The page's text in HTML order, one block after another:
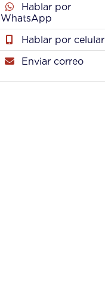
Hablar por
WhatsApp
Hablar por celular
Enviar correo